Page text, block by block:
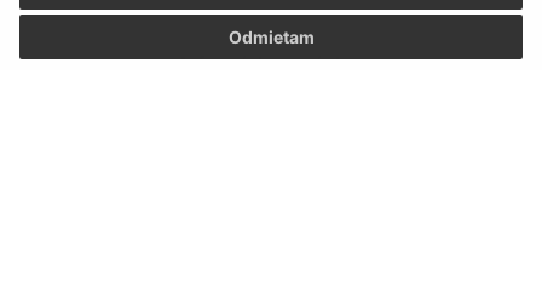
Odmietam
Informácie o stránke: